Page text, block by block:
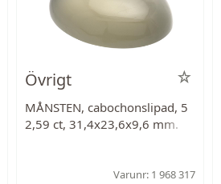
Övrigt
MÅNSTEN, cabochonslipad, 5
2,59 ct, 31,4x23,6x9,6 mm.
Varunr: 1 968 317